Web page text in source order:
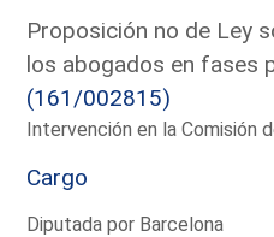
Proposición no de Ley
los abogados en fases
(161/002815)
Intervención en la Comisión
Cargo
Diputada por Barcelona